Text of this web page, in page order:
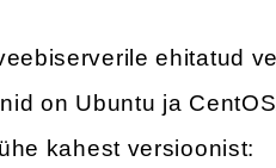
ehitatud
on Ubuntu ja
kahest versioonist: